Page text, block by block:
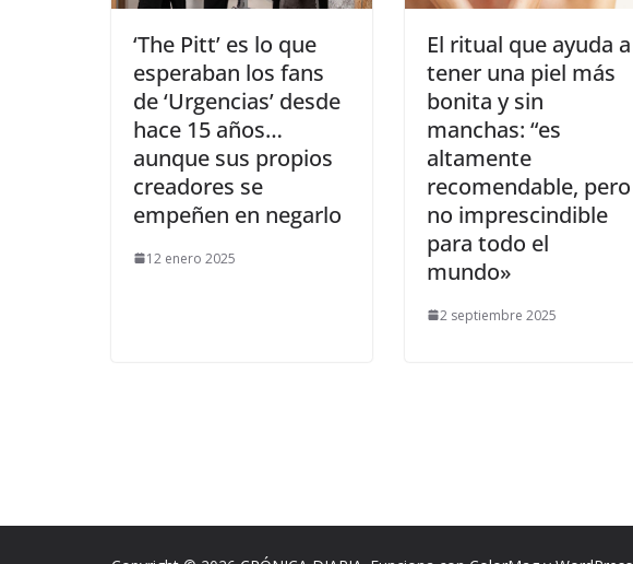
​‘The Pitt’ es lo que
esperaban los fans
de ‘Urgencias’ desde
hace 15 años…
aunque sus propios
creadores se
empeñen en negarlo
12 enero 2025
​El ritual que ayuda a
tener una piel más
bonita y sin
manchas: “es
altamente
recomendable, pero
no imprescindible
para todo el
mundo»
2 septiembre 2025